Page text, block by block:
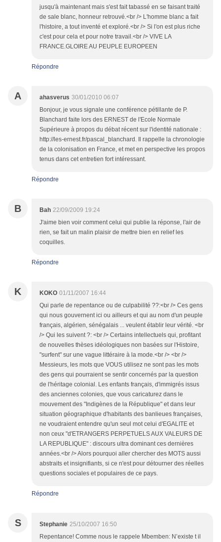
jusqu'à maintenant mais s'est fait tabassé en se faisant traité
de sale blanc, honneur retrouvé.<br /> L'homme blanc a fait
l'histoire, a tout inventé et exploré.<br /> Si l'on est plus riche
c'est pour cela et pour notre travail.<br /> VIVE LA
FRANCE.GLOIRE AU PEUPLE EUROPEEN
Répondre
A ahasverus 30/01/2010 06:07
Bonjour, je vous signale une conférence pétillante de P.
Blanchard faite lors des ERNEST de l'Ecole Normale
Supérieure à propos du débat récent sur l'identité nationale :
http://les-ernest.fr/pascal_blanchard. Il rappelle la chronologie
de la colonisation en France, et met en perspective les propos
tenus dans cet entretien fort intéressant.
Répondre
B Bah 22/09/2009 19:24
J'aime bien voir comment celui qui publie la réponse, l'air de
rien, se fait un malin plaisir de mettre bien en relief les
coquilles.
Répondre
K KOKO 01/11/2007 16:44
Qui parle de repentance ou de culpabilité ??:<br /> Ces gens
qui nous gouvernent ici ou ailleurs et qui au nom d'un peuple
français, algérien, sénégalais ... veulent établir leur vérité. <br
/> Qui les suivent ?: <br /> Certains intellectuels qui, profitant
de nouvelles thèses idéologiques non basées sur l'Histoire,
"surfent" sur une vague littéraire à la mode.<br /> <br />
Messieurs, les mots que VOUS utilisez ne sont pas les mots
des gens qui pourraient se sentir concernés par la question
de l'héritage colonial. Les enfants français, d'immigrés issus
des anciennes colonies, que vous caricaturez dans le
mouvement des "Indigènes de la République" et dans leur
situation géographique d'habitants des banlieues françaises,
ne voudraient entendre qu'un seul mot celui d'EGALITE et
non ceux "d'ETRANGERS PERPETUELS AUX VALEURS DE
LA REPUBLIQUE" : discours ultra dominant ces dernières
années.<br /> Alors pourquoi aller chercher des MOTS aussi
abstraits et insignifiants, si ce n'est pour détourner des réelles
questions sociales et populaires de ce pays.
Répondre
S Stephanie 25/10/2007 16:50
Repentance! Comme nous le rappele Mbemben: N’existe t il